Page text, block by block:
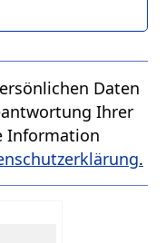
Daten
Ihrer
Information
.